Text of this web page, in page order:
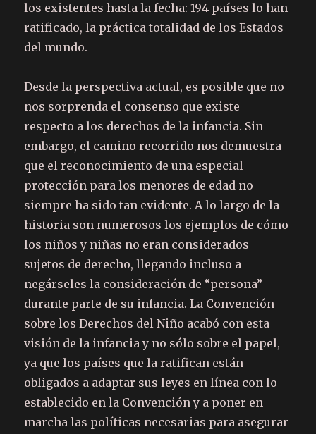
los existentes hasta la fecha: 194 países lo han
ratificado, la práctica totalidad de los Estados
del mundo.
Desde la perspectiva actual, es posible que no
nos sorprenda el consenso que existe
respecto a los derechos de la infancia. Sin
embargo, el camino recorrido nos demuestra
que el reconocimiento de una especial
protección para los menores de edad no
siempre ha sido tan evidente. A lo largo de la
historia son numerosos los ejemplos de cómo
los niños y niñas no eran considerados
sujetos de derecho, llegando incluso a
negárseles la consideración de “persona”
durante parte de su infancia. La Convención
sobre los Derechos del Niño acabó con esta
visión de la infancia y no sólo sobre el papel,
ya que los países que la ratifican están
obligados a adaptar sus leyes en línea con lo
establecido en la Convención y a poner en
marcha las políticas necesarias para asegurar